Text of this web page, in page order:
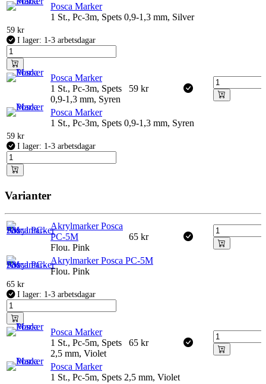
Posca Marker
1 St., Pc-3m, Spets 0,9-1,3 mm, Silver
59 kr
I lager: 1-3 arbetsdagar
Posca Marker
1 St., Pc-3m, Spets
0,9-1,3 mm, Syren
59 kr
Posca Marker
1 St., Pc-3m, Spets 0,9-1,3 mm, Syren
59 kr
I lager: 1-3 arbetsdagar
Varianter
Akrylmarker Posca
PC-5M
Flou. Pink
65 kr
Akrylmarker Posca PC-5M
Flou. Pink
65 kr
I lager: 1-3 arbetsdagar
Posca Marker
1 St., Pc-5m, Spets
2,5 mm, Violet
65 kr
Posca Marker
1 St., Pc-5m, Spets 2,5 mm, Violet